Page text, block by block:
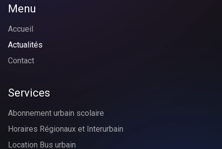
Menu
Accueil
Actualités
Contact
Services
Abonnement urbain scolaire
Horaires Régionaux et Interurbain
Location Bus urbain